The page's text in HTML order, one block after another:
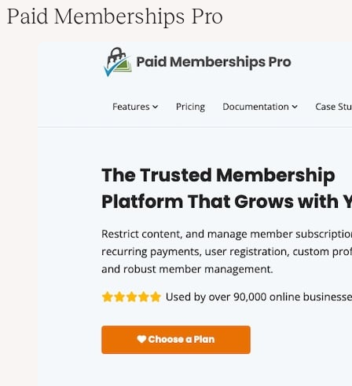
Paid Memberships Pro